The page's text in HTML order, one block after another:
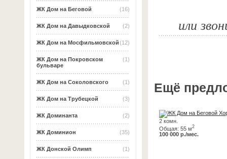
(16)
ЖК Дом на Беговой
(2)
ЖК Дом на Давыдковской
(12)
ЖК Дом на Мосфильмовской
(1)
ЖК Дом на Покровском
бульваре
(1)
ЖК Дом на Соколовского
(3)
ЖК Дом на Трубецкой
(2)
ЖК Доминанта
(35)
ЖК Доминион
(1)
ЖК Донской Олимп
или
Ещё
2 комн.
Общая: 55 м2
100 000 р./мес.